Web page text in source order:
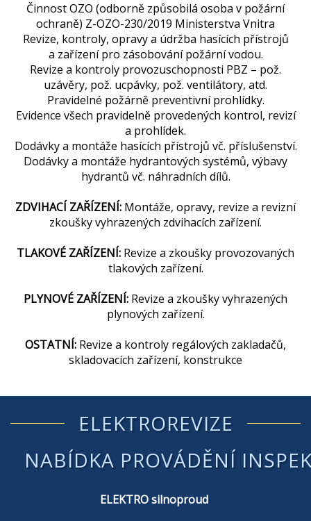
Činnost OZO (odborně způsobilá osoba v požární
ochraně) Z-OZO-230/2019 Ministerstva Vnitra
Revize, kontroly, opravy a údržba hasících přístrojů
a zařízení pro zásobování požární vodou.
Revize a kontroly provozuschopnosti PBZ – pož.
uzávěry, pož. ucpávky, pož. ventilátory, atd.
Pravidelné požárně preventivní prohlídky.
Evidence všech pravidelně provedených kontrol, revizí
a prohlídek.
Dodávky a montáže hasících přístrojů vč. příslušenství.
Dodávky a montáže hydrantových systémů, výbavy
hydrantů vč. náhradních dílů.
ZDVIHACÍ ZAŘÍZENÍ:
zkoušky vyhrazených zdvihacích zařízení.
TLAKOVÉ ZAŘÍZENÍ:
tlakových zařízení.
PLYNOVÉ ZAŘÍZENÍ:
plynových zařízení.
OSTATNÍ:
skladovacích zařízení, konstrukce
ELEKTROREVIZE
NABÍDKA PROVÁDĚNÍ
ELEKTRO silnoproud